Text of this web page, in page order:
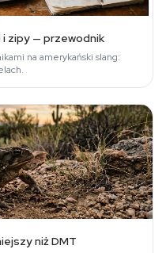
i zipy — przewodnik
na amerykański slang:
niż DMT